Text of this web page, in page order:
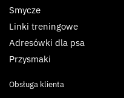
Smycze
Linki treningowe
Adresówki dla psa
Przysmaki
Obsługa klienta